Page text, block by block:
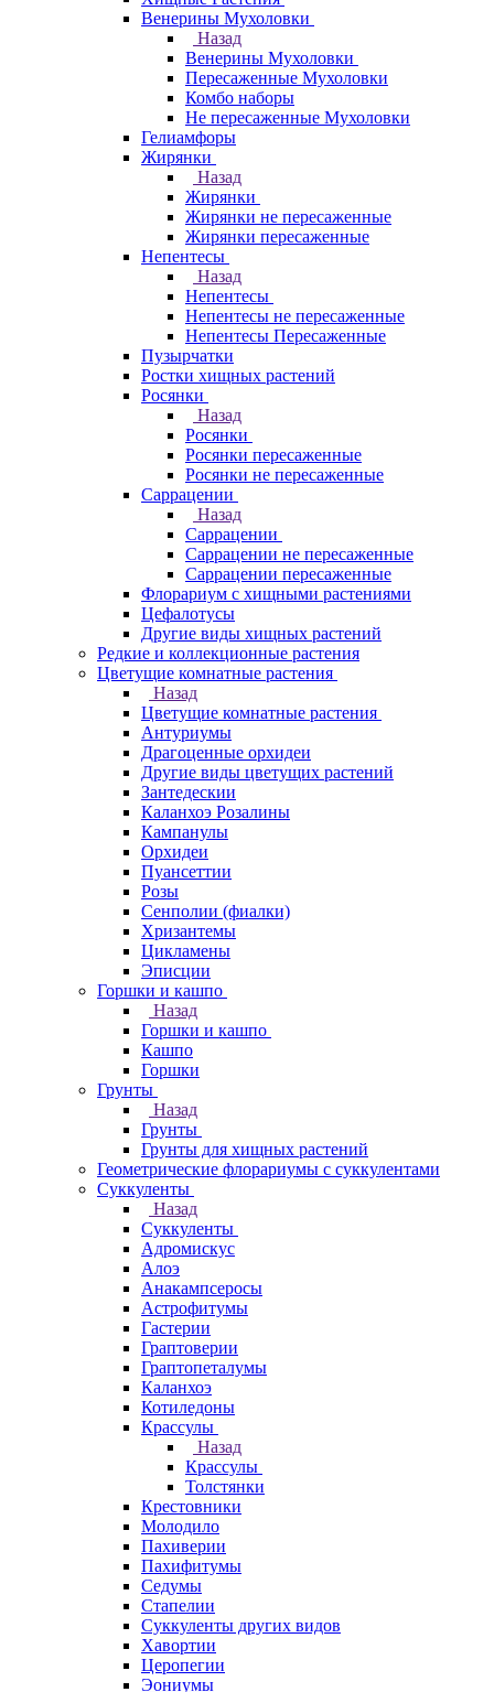
Венерины Мухоловки
Назад
Венерины Мухоловки
Пересаженные Мухоловки
Комбо наборы
Не пересаженные Мухоловки
Гелиамфоры
Жирянки
Назад
Жирянки
Жирянки не пересаженные
Жирянки пересаженные
Непентесы
Назад
Непентесы
Непентесы не пересаженные
Непентесы Пересаженные
Пузырчатки
Ростки хищных растений
Росянки
Назад
Росянки
Росянки пересаженные
Росянки не пересаженные
Саррацении
Назад
Саррацении
Саррацении не пересаженные
Саррацении пересаженные
Флорариум с хищными растениями
Цефалотусы
Другие виды хищных растений
Редкие и коллекционные растения
Цветущие комнатные растения
Назад
Цветущие комнатные растения
Антуриумы
Драгоценные орхидеи
Другие виды цветущих растений
Зантедескии
Каланхоэ Розалины
Кампанулы
Орхидеи
Пуансеттии
Розы
Сенполии (фиалки)
Хризантемы
Цикламены
Эписции
Горшки и кашпо
Назад
Горшки и кашпо
Кашпо
Горшки
Грунты
Назад
Грунты
Грунты для хищных растений
Геометрические флорариумы с суккулентами
Суккуленты
Назад
Суккуленты
Адромискус
Алоэ
Анакампсеросы
Астрофитумы
Гастерии
Граптоверии
Граптопеталумы
Каланхоэ
Котиледоны
Крассулы
Назад
Крассулы
Толстянки
Крестовники
Молодило
Пахиверии
Пахифитумы
Седумы
Стапелии
Суккуленты других видов
Хавортии
Церопегии
Эониумы